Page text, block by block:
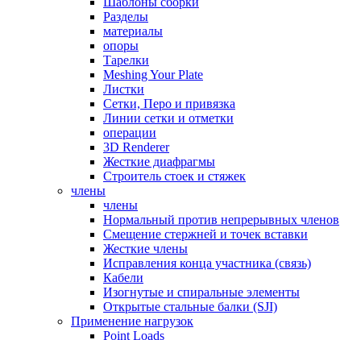
Разделы
материалы
опоры
Тарелки
Meshing Your Plate
Листки
Сетки, Перо и привязка
Линии сетки и отметки
операции
3D Renderer
Жесткие диафрагмы
Строитель стоек и стяжек
члены
члены
Нормальный против непрерывных членов
Смещение стержней и точек вставки
Жесткие члены
Исправления конца участника (связь)
Кабели
Изогнутые и спиральные элементы
Открытые стальные балки (SJI)
Применение нагрузок
Point Loads